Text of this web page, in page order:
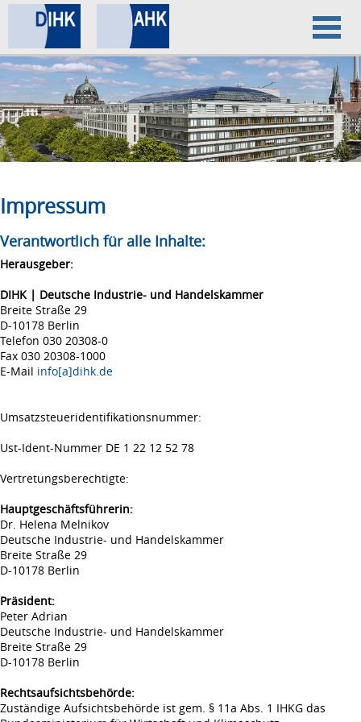
Home
Datenschutz
Impressum
Impressum
Verantwortlich für alle Inhalte:
Herausgeber:
DIHK | Deutsche Industrie- und Handelskammer
Breite Straße 29
D-10178 Berlin
Telefon 030 20308-0
Fax 030 20308-1000
E-Mail info[a]dihk.de
Umsatzsteueridentifikationsnummer:
Ust-Ident-Nummer DE 1 22 12 52 78
Vertretungsberechtigte:
Hauptgeschäftsführerin:
Dr. Helena Melnikov
Deutsche Industrie- und Handelskammer
Breite Straße 29
D-10178 Berlin
Präsident:
Peter Adrian
Deutsche Industrie- und Handelskammer
Breite Straße 29
D-10178 Berlin
Rechtsaufsichtsbehörde:
Zuständige Aufsichtsbehörde ist gem. § 11a Abs. 1 IHKG das